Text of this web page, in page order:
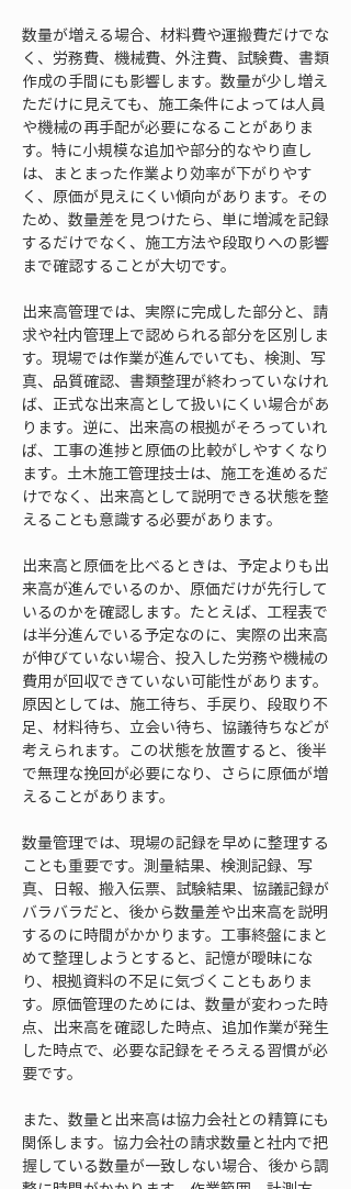
数量が増える場合、材料費や運搬費だけでな
く、労務費、機械費、外注費、試験費、書類
作成の手間にも影響します。数量が少し増え
ただけに見えても、施工条件によっては人員
や機械の再手配が必要になることがありま
す。特に小規模な追加や部分的なやり直し
は、まとまった作業より効率が下がりやす
く、原価が見えにくい傾向があります。その
ため、数量差を見つけたら、単に増減を記録
するだけでなく、施工方法や段取りへの影響
まで確認することが大切です。
出来高管理では、実際に完成した部分と、請
求や社内管理上で認められる部分を区別しま
す。現場では作業が進んでいても、検測、写
真、品質確認、書類整理が終わっていなけれ
ば、正式な出来高として扱いにくい場合があ
ります。逆に、出来高の根拠がそろっていれ
ば、工事の進捗と原価の比較がしやすくなり
ます。土木施工管理技士は、施工を進めるだ
けでなく、出来高として説明できる状態を整
えることも意識する必要があります。
出来高と原価を比べるときは、予定よりも出
来高が進んでいるのか、原価だけが先行して
いるのかを確認します。たとえば、工程表で
は半分進んでいる予定なのに、実際の出来高
が伸びていない場合、投入した労務や機械の
費用が回収できていない可能性があります。
原因としては、施工待ち、手戻り、段取り不
足、材料待ち、立会い待ち、協議待ちなどが
考えられます。この状態を放置すると、後半
で無理な挽回が必要になり、さらに原価が増
えることがあります。
数量管理では、現場の記録を早めに整理する
ことも重要です。測量結果、検測記録、写
真、日報、搬入伝票、試験結果、協議記録が
バラバラだと、後から数量差や出来高を説明
するのに時間がかかります。工事終盤にまと
めて整理しようとすると、記憶が曖昧にな
り、根拠資料の不足に気づくこともありま
す。原価管理のためには、数量が変わった時
点、出来高を確認した時点、追加作業が発生
した時点で、必要な記録をそろえる習慣が必
要です。
また、数量と出来高は協力会社との精算にも
関係します。協力会社の請求数量と社内で把
握している数量が一致しない場合、後から調